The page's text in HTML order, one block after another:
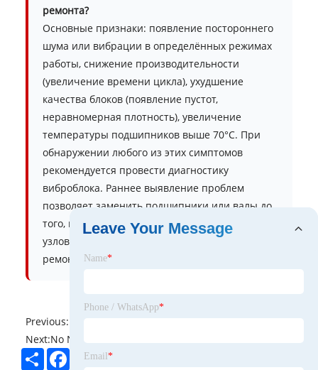
ремонта?
Основные признаки: появление постороннего
шума или вибрации в определённых режимах
работы, снижение производительности
(увеличение времени цикла), ухудшение
качества блоков (появление пустот,
неравномерная плотность), увеличение
температуры подшипников выше 70°C. При
обнаружении любого из этих симптомов
рекомендуется провести диагностику
виброблока. Раннее выявление проблем
позволяет заменить подшипники или валы до
того, как они вызовут повреждение других
узлов, что значительно дешевле капитального
ремонта.
Previous:
Next:No News
ShareFacebook
Twitter
Leave Your Message
Name*
Phone / WhatsApp*
Email *